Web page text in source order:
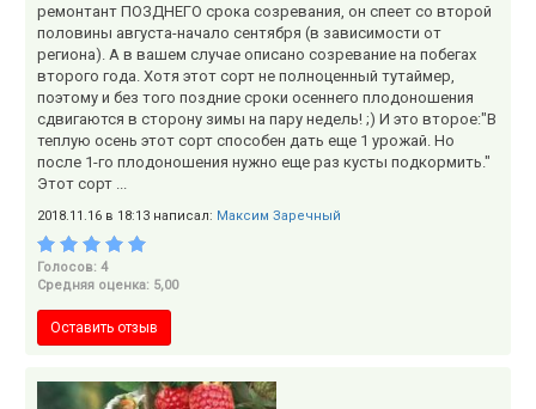
ремонтант ПОЗДНЕГО срока созревания, он спеет со второй
половины августа-начало сентября (в зависимости от
региона). А в вашем случае описано созревание на побегах
второго года. Хотя этот сорт не полноценный тутаймер,
поэтому и без того поздние сроки осеннего плодоношения
сдвигаются в сторону зимы на пару недель! ;) И это второе:"В
теплую осень этот сорт способен дать еще 1 урожай. Но
после 1-го плодоношения нужно еще раз кусты подкормить."
Этот сорт ...
2018.11.16 в 18:13 написал: Максим Заречный
Голосов: 4
Средняя оценка: 5,00
Оставить отзыв